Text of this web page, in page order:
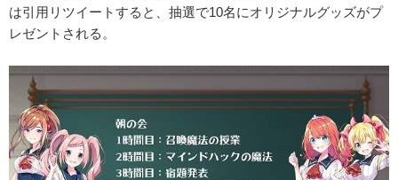
は引用リツイートすると、抽選で10名にオリジナルグッズがプ
レゼントされる。